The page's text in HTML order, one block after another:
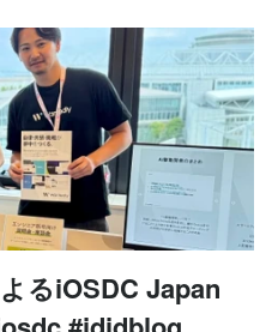
るiOSDC Japan